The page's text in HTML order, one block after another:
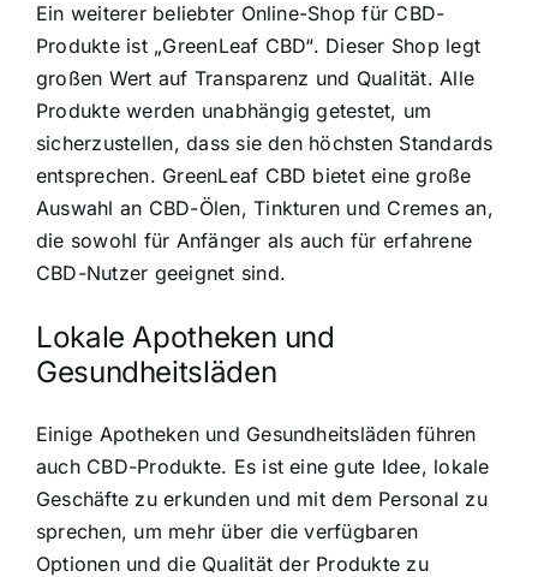
Ein weiterer beliebter Online-Shop für CBD-
Produkte ist „GreenLeaf CBD“. Dieser Shop legt
großen Wert auf Transparenz und Qualität. Alle
Produkte werden unabhängig getestet, um
sicherzustellen, dass sie den höchsten Standards
entsprechen. GreenLeaf CBD bietet eine große
Auswahl an CBD-Ölen, Tinkturen und Cremes an,
die sowohl für Anfänger als auch für erfahrene
CBD-Nutzer geeignet sind.
Lokale Apotheken und
Gesundheitsläden
Einige Apotheken und Gesundheitsläden führen
auch CBD-Produkte. Es ist eine gute Idee, lokale
Geschäfte zu erkunden und mit dem Personal zu
sprechen, um mehr über die verfügbaren
Optionen und die Qualität der Produkte zu